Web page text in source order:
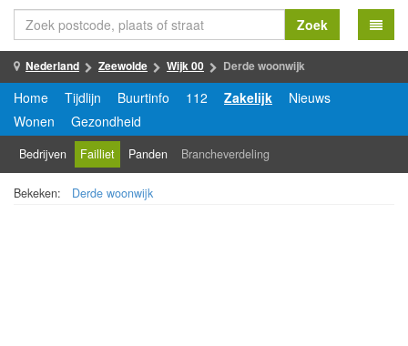
Zoek
Nederland Zeewolde Wijk 00 Derde woonwijk
Home Tijdlijn Buurtinfo 112 Zakelijk
Nieuws
Wonen
Gezondheid
Bedrijven Failliet Panden Brancheverdeling
Bekeken: Derde woonwijk